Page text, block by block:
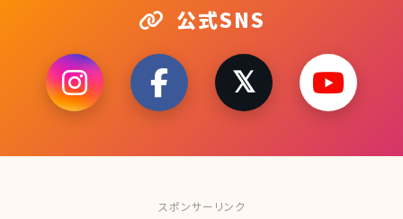
公式SNS
スポンサーリンク